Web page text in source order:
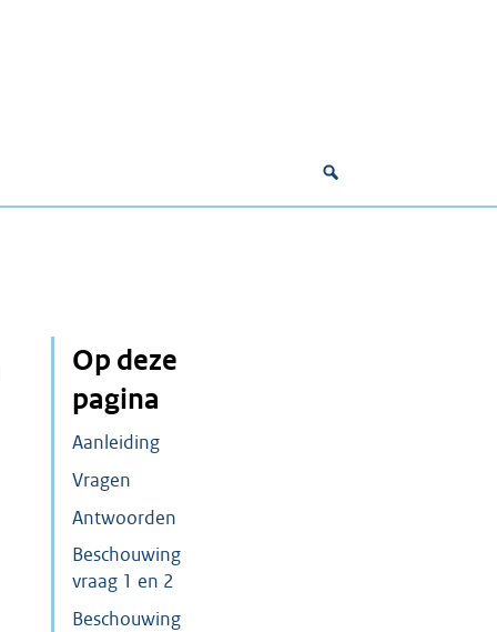
Op deze
pagina
Aanleiding
Vragen
Antwoorden
Beschouwing
vraag 1 en 2
Beschouwing